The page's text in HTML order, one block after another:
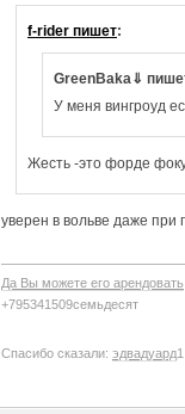
f-rider пишет:
GreenBaka⇓
У меня вингроуд
Жесть -это форде
уверен в вольве даже при
Да Вы можете его арендовать
+795341509семьдесят
Спасибо сказали: эдвадуард1